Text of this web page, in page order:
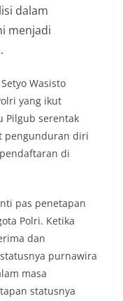
dalam
menjadi
Wasisto
yang ikut
Pilgub serentak
pengunduran diri
di
pas penetapan
Polri. Ketika
dan
purnawira
masa
statusnya